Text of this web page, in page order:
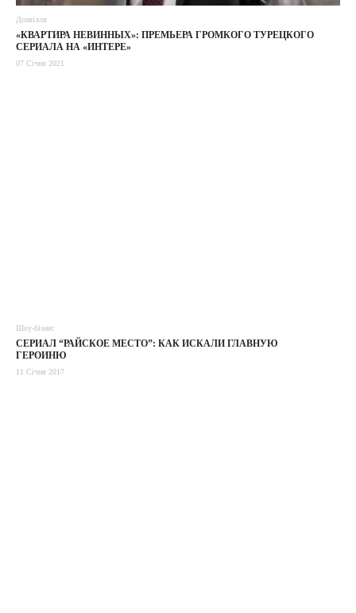
Дозвілля
«КВАРТИРА НЕВИННЫХ»: ПРЕМЬЕРА ГРОМКОГО ТУРЕЦКОГО
СЕРИАЛА НА «ИНТЕРЕ»
07 Січня 2021
Шоу-бізнес
СЕРИАЛ “РАЙСКОЕ МЕСТО”: КАК ИСКАЛИ ГЛАВНУЮ
ГЕРОИНЮ
11 Січня 2017